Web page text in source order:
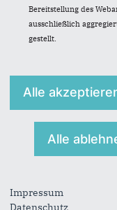
Fußbereich
E-
Bereitstellung des
ausschließlich
gestellt.
Impressum
Datenschutz